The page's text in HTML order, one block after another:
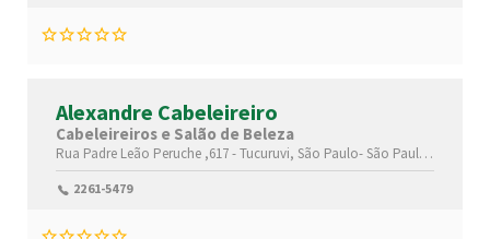
Alexandre Cabeleireiro
Cabeleireiros e Salão de Beleza
Rua Padre Leão Peruche ,617 -Tucuruvi, São Paulo-São Paulo(SP)
2261-5479